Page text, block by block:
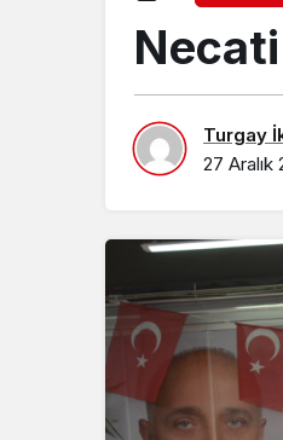
Turgay
27 Aralık